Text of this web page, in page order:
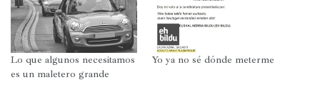
una
ventana
nueva)
una
ventana
nueva)
una
nueva)
Lo que algunos necesitamos
es un maletero grande
Yo ya no sé dónde meterme